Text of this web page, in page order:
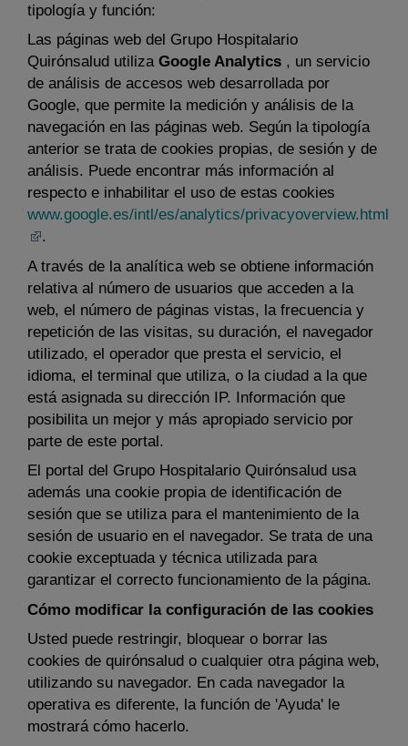
tipología y función:
Las páginas web del Grupo Hospitalario
Quirónsalud utiliza Google Analytics , un servicio
de análisis de accesos web desarrollada por
Google, que permite la medición y análisis de la
navegación en las páginas web. Según la tipología
anterior se trata de cookies propias, de sesión y de
análisis. Puede encontrar más información al
respecto e inhabilitar el uso de estas cookies
www.google.es/intl/es/analytics/privacyoverview.html
.
A través de la analítica web se obtiene información
relativa al número de usuarios que acceden a la
web, el número de páginas vistas, la frecuencia y
repetición de las visitas, su duración, el navegador
utilizado, el operador que presta el servicio, el
idioma, el terminal que utiliza, o la ciudad a la que
está asignada su dirección IP. Información que
posibilita un mejor y más apropiado servicio por
parte de este portal.
El portal del Grupo Hospitalario Quirónsalud usa
además una cookie propia de identificación de
sesión que se utiliza para el mantenimiento de la
sesión de usuario en el navegador. Se trata de una
cookie exceptuada y técnica utilizada para
garantizar el correcto funcionamiento de la página.
Cómo modificar la configuración de las cookies
Usted puede restringir, bloquear o borrar las
cookies de quirónsalud o cualquier otra página web,
utilizando su navegador. En cada navegador la
operativa es diferente, la función de 'Ayuda' le
mostrará cómo hacerlo.